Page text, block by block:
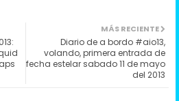
MÁS RECIENTE
Diario de a bordo #aio13,
volando, primera entrada de
fecha estelar sabado 11 de mayo
del 2013